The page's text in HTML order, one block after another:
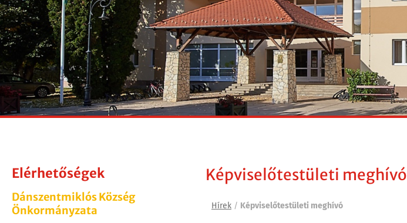
Elérhetőségek
Dánszentmiklós Község
Önkormányzata
Képviselőtestületi meghívó
Hírek / Képviselőtestületi meghívó